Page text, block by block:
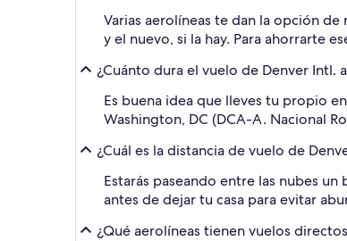
Varias aerolíneas te dan la opción
y el nuevo, si la hay. Para ahorrarte
¿Cuánto dura el vuelo de Denver Intl.
Es buena idea que lleves tu propio
Washington, DC (DCA-A. Nacional
¿Cuál es la distancia de vuelo de
Estarás paseando entre las nubes
antes de dejar tu casa para evitar
¿Qué aerolíneas tienen vuelos